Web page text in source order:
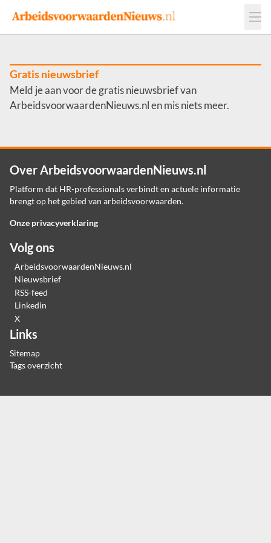
Events
Adverteren
Werkgevers
Contact
Gratis nieuwsbrief
Meld je aan voor de gratis nieuwsbrief van
ArbeidsvoorwaardenNieuws.nl en mis niets meer.
Over ArbeidsvoorwaardenNieuws.nl
Platform dat HR-professionals verbindt en actuele informatie
brengt op het gebied van arbeidsvoorwaarden.
Onze privacyverklaring
Volg ons
ArbeidsvoorwaardenNieuws.nl
Nieuwsbrief
RSS-feed
Linkedin
X
Links
Sitemap
Tags overzicht